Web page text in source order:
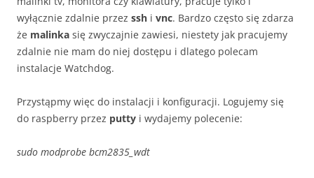
wyłącznie zdalnie przez ssh i vnc. Bardzo często się zdarza
że malinka się zwyczajnie zawiesi, niestety jak pracujemy
zdalnie nie mam do niej dostępu i dlatego polecam
instalacje Watchdog.
Przystąpmy więc do instalacji i konfiguracji. Logujemy się
do raspberry przez putty i wydajemy polecenie:
sudo modprobe bcm2835_wdt